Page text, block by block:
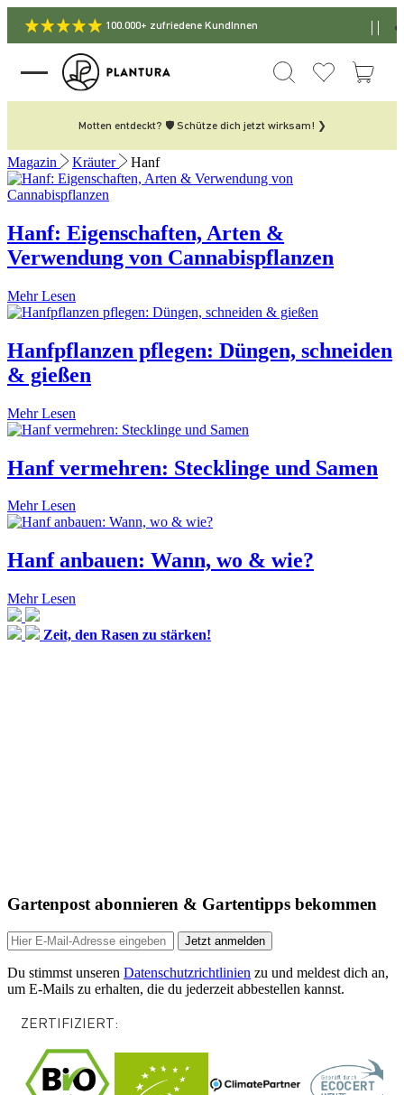
100.000+ zufriedene KundInnen
Motten entdeckt? 🛡️ Schütze dich jetzt wirksam! ❯
Magazin Kräuter Hanf
Hanf: Eigenschaften, Arten &
Verwendung von Cannabispflanzen
Mehr Lesen
Hanfpflanzen pflegen: Düngen, schneiden
& gießen
Mehr Lesen
Hanf vermehren: Stecklinge und Samen
Mehr Lesen
Hanf anbauen: Wann, wo & wie?
Mehr Lesen
Zeit, den Rasen zu stärken!
Gartenpost abonnieren & Gartentipps bekommen
Jetzt anmelden
Du stimmst unseren Datenschutzrichtlinien zu und meldest dich an,
um E-Mails zu erhalten, die du jederzeit abbestellen kannst.
ZERTIFIZIERT: